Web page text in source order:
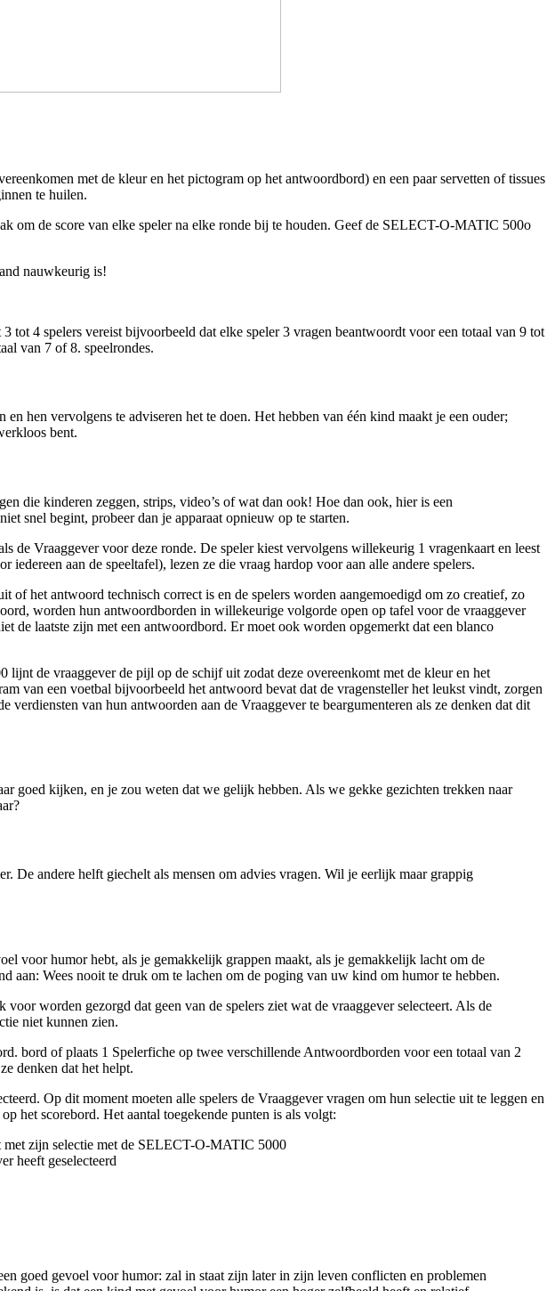
met de kleur en het pictogram op het antwoordbord) en een paar servetten of tissues
te huilen.
om de score van elke speler na elke ronde bij te houden. Geef de SELECT-O-MATIC 500o
nauwkeurig is!
tot 4 spelers vereist bijvoorbeeld dat elke speler 3 vragen beantwoordt voor een totaal van 9 tot
van 7 of 8. speelrondes.
hen vervolgens te adviseren het te doen. Het hebben van één kind maakt je een ouder;
bent.
die kinderen zeggen, strips, video’s of wat dan ook! Hoe dan ook, hier is een
snel begint, probeer dan je apparaat opnieuw op te starten.
Vraaggever voor deze ronde. De speler kiest vervolgens willekeurig 1 vragenkaart en leest
aan de speeltafel), lezen ze die vraag hardop voor aan alle andere spelers.
het antwoord technisch correct is en de spelers worden aangemoedigd om zo creatief, zo
worden hun antwoordborden in willekeurige volgorde open op tafel voor de vraaggever
de laatste zijn met een antwoordbord. Er moet ook worden opgemerkt dat een blanco
de vraaggever de pijl op de schijf uit zodat deze overeenkomt met de kleur en het
van een voetbal bijvoorbeeld het antwoord bevat dat de vragensteller het leukst vindt, zorgen
van hun antwoorden aan de Vraaggever te beargumenteren als ze denken dat dit
goed kijken, en je zou weten dat we gelijk hebben. Als we gekke gezichten trekken naar
De andere helft giechelt als mensen om advies vragen. Wil je eerlijk maar grappig
voor humor hebt, als je gemakkelijk grappen maakt, als je gemakkelijk lacht om de
Wees nooit te druk om te lachen om de poging van uw kind om humor te hebben.
worden gezorgd dat geen van de spelers ziet wat de vraaggever selecteert. Als de
niet kunnen zien.
bord of plaats 1 Spelerfiche op twee verschillende Antwoordborden voor een totaal van 2
denken dat het helpt.
Op dit moment moeten alle spelers de Vraaggever vragen om hun selectie uit te leggen en
het scorebord. Het aantal toegekende punten is als volgt:
zijn selectie met de SELECT-O-MATIC 5000
heeft geselecteerd
goed gevoel voor humor: zal in staat zijn later in zijn leven conflicten en problemen